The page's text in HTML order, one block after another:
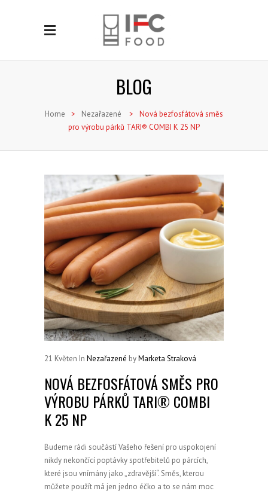
BLOG
Home > Nezařazené >
Nová bezfosfátová směs
pro výrobu párků TARI® COMBI K 25 NP
21 Květen In Nezařazené byMarketa Straková
NOVÁ BEZFOSFÁTOVÁ SMĚS PRO
VÝROBU PÁRKŮ TARI® COMBI
K 25 NP
Budeme rádi součástí Vašeho řešení pro uspokojení
nikdy nekončící poptávky spotřebitelů po párcích,
které jsou vnímány jako „zdravější“. Směs, kterou
můžete použít má jen jedno éčko a to se nám moc